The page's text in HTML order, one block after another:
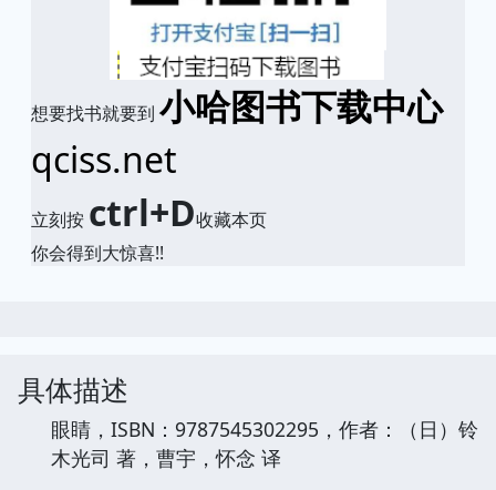
想要找书就要到 小哈图书下载中心
qciss.net
立刻按 ctrl+D收藏本页
你会得到大惊喜!!
具体描述
眼睛，ISBN：9787545302295，作者：（日）铃
木光司 著，曹宇，怀念 译